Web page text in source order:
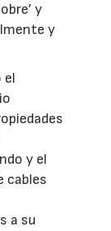
y
y
el
y el
cables
a su